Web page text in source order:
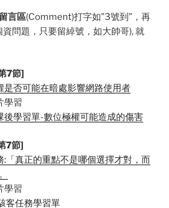
留言區(Comment)打字如”3號到”，再
資問題，只要留綽號，如大帥哥), 就
7節]
是否可能在暗處影響網路使用者
學習
後學習單-數位極權可能造成的傷害
7節]
:「真正的重點不是哪個選擇才對，而
學習
客任務學習單